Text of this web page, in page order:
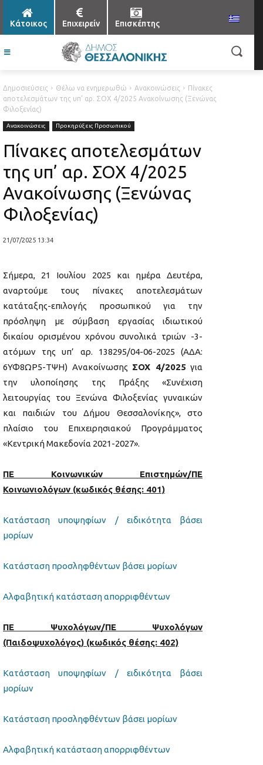
Κάτοικος Επιχειρείν Επισκέπτης
Δημοσιεύσεις Θέλω να ενημερωθώ Ανακοινώσεις
Πίνακες
αποτελεσμάτων της υπ' αρ. ΣΟΧ 4/2025 Ανακοίνωσης (Ξενώνας
Φιλοξενίας)
Ανακοινώσεις Προκηρύξεις Προσωπικού
Πίνακες αποτελεσμάτων
της υπ’ αρ. ΣΟΧ 4/2025
Ανακοίνωσης (Ξενώνας
Φιλοξενίας)
21/07/2025 13:34
Σήμερα, 21 Ιουλίου 2025 και ημέρα Δευτέρα,
αναρτούμε τους πίνακες αποτελεσμάτων
κατάταξης-επιλογής προσωπικού για την
πρόσληψη με σύμβαση εργασίας ιδιωτικού
δικαίου ορισμένου χρόνου συνολικά τριών -3-
ατόμων της υπ’ αρ. 138295/04-06-2025 (ΑΔΑ:
6ΥΦ8ΩΡ5-ΤΨΗ) Ανακοίνωσης ΣΟΧ 4/2025 για
την υλοποίησης της Πράξης «Συνέχιση
λειτουργίας του Ξενώνα Φιλοξενίας γυναικών
και παιδιών του Δήμου Θεσσαλονίκης», στο
πλαίσιο του Επιχειρησιακού Προγράμματος
«Κεντρική Μακεδονία 2021-2027».
ΠΕ Κοινωνικών Επιστημών/ΠΕ
Κοινωνιολόγων (κωδικός θέσης: 401)
Κατάσταση υποψηφίων / ειδικότητα βάσει
μορίων
Κατάσταση προσληφθέντων βάσει μορίων
Αλφαβητική κατάσταση απορριφθέντων
ΠΕ Ψυχολόγων/ΠΕ Ψυχολόγων
(Παιδοψυχολόγος) (κωδικός θέσης: 402)
Κατάσταση υποψηφίων / ειδικότητα βάσει
μορίων
Κατάσταση προσληφθέντων βάσει μορίων
Αλφαβητική κατάσταση απορριφθέντων